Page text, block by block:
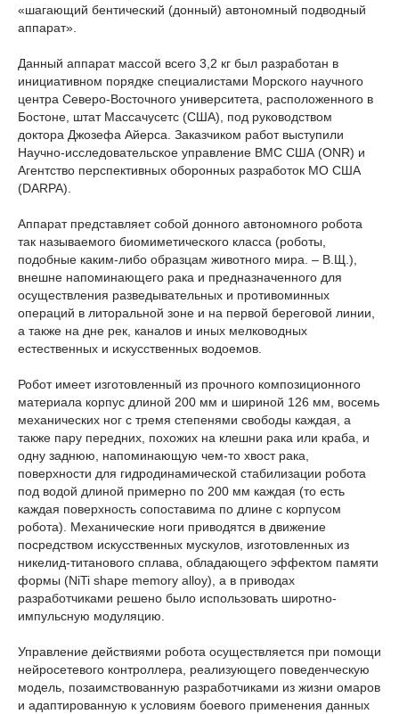
«шагающий бентический (донный) автономный подводный
аппарат».
Данный аппарат массой всего 3,2 кг был разработан в
инициативном порядке специалистами Морского научного
центра Северо-Восточного университета, расположенного в
Бостоне, штат Массачусетс (США), под руководством
доктора Джозефа Айерса. Заказчиком работ выступили
Научно-исследовательское управление ВМС США (ONR) и
Агентство перспективных оборонных разработок МО США
(DARPA).
Аппарат представляет собой донного автономного робота
так называемого биомиметического класса (роботы,
подобные каким-либо образцам животного мира. – В.Щ.),
внешне напоминающего рака и предназначенного для
осуществления разведывательных и противоминных
операций в литоральной зоне и на первой береговой линии,
а также на дне рек, каналов и иных мелководных
естественных и искусственных водоемов.
Робот имеет изготовленный из прочного композиционного
материала корпус длиной 200 мм и шириной 126 мм, восемь
механических ног с тремя степенями свободы каждая, а
также пару передних, похожих на клешни рака или краба, и
одну заднюю, напоминающую чем-то хвост рака,
поверхности для гидродинамической стабилизации робота
под водой длиной примерно по 200 мм каждая (то есть
каждая поверхность сопоставима по длине с корпусом
робота). Механические ноги приводятся в движение
посредством искусственных мускулов, изготовленных из
никелид-титанового сплава, обладающего эффектом памяти
формы (NiTi shape memory alloy), а в приводах
разработчиками решено было использовать широтно-
импульсную модуляцию.
Управление действиями робота осуществляется при помощи
нейросетевого контроллера, реализующего поведенческую
модель, позаимствованную разработчиками из жизни омаров
и адаптированную к условиям боевого применения данных